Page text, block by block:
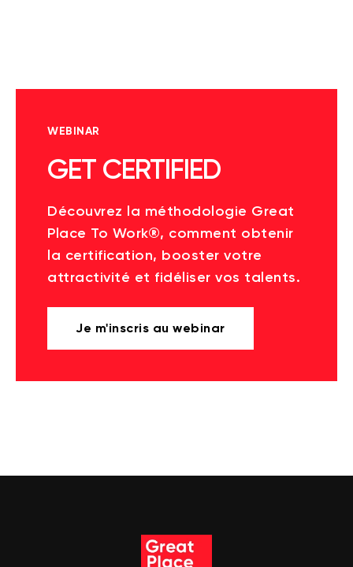
WEBINAR
GET CERTIFIED
Découvrez la méthodologie Great
Place To Work®, comment obtenir
la certification, booster votre
attractivité et fidéliser vos talents.
Je m'inscris au webinar